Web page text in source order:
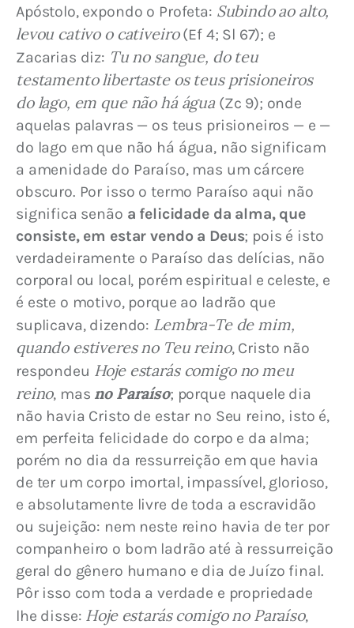
Apóstolo, expondo o Profeta: Subindo ao alto,
levou cativo o cativeiro (Ef 4; Sl 67); e
Zacarias diz: Tu no sangue, do teu
testamento libertaste os teus prisioneiros
do lago, em que não há água (Zc 9); onde
aquelas palavras — os teus prisioneiros — e —
do lago em que não há água, não significam
a amenidade do Paraíso, mas um cárcere
obscuro. Por isso o termo Paraíso aqui não
significa senão a felicidade da alma, que
consiste, em estar vendo a Deus; pois é isto
verdadeiramente o Paraíso das delícias, não
corporal ou local, porém espiritual e celeste, e
é este o motivo, porque ao ladrão que
suplicava, dizendo: Lembra-Te de mim,
quando estiveres no Teu reino, Cristo não
respondeu Hoje estarás comigo no meu
reino, mas no Paraíso; porque naquele dia
não havia Cristo de estar no Seu reino, isto é,
em perfeita felicidade do corpo e da alma;
porém no dia da ressurreição em que havia
de ter um corpo imortal, impassível, glorioso,
e absolutamente livre de toda a escravidão
ou sujeição: nem neste reino havia de ter por
companheiro o bom ladrão até à ressurreição
geral do gênero humano e dia de Juízo final.
Pôr isso com toda a verdade e propriedade
lhe disse: Hoje estarás comigo no Paraíso,